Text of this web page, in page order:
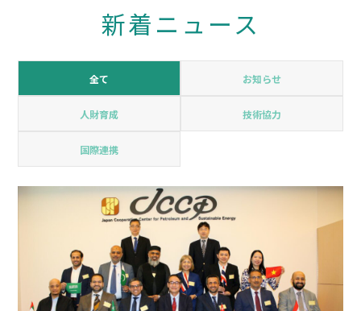
新着ニュース
全て お知らせ
人財育成 技術協力
国際連携